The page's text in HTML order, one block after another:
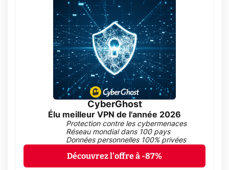
CyberGhost
Élu meilleur VPN de l'année 2026
Protection contre les cybermenaces
Réseau mondial dans 100 pays
Données personnelles 100% privées
Découvrez l'offre à -87%